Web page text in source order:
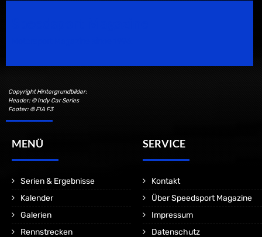
Copyright Hintergrundbilder:
Header: © Indy Car Series
Footer: © FIA F3
MENÜ
Serien & Ergebnisse
Kalender
Galerien
Rennstrecken
SERVICE
Kontakt
Über Speedsport Magazine
Impressum
Datenschutz